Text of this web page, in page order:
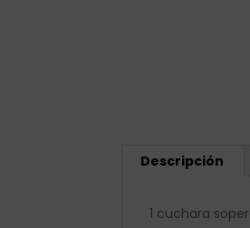
Descripción
1 cuchara